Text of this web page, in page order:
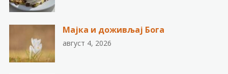
Мајка и доживљај Бога
август 4, 2026